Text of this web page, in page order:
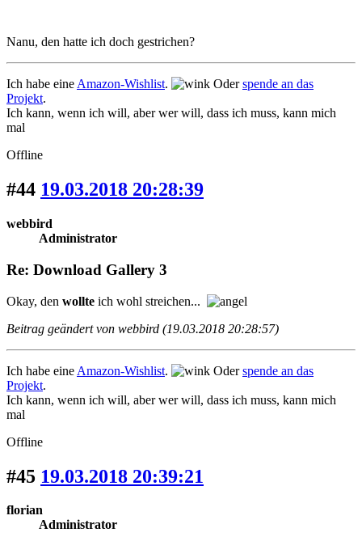
Nanu, den hatte ich doch gestrichen?
Ich habe eine Amazon-Wishlist. Oderspende an das
Projekt.
Ich kann, wenn ich will, aber wer will, dass ich muss, kann mich
mal
Offline
#44 19.03.2018 20:28:39
webbird
Administrator
Re: Download Gallery 3
Okay, den wollte ich wohl streichen...
Beitrag geändert von webbird (19.03.2018 20:28:57)
Ich habe eine Amazon-Wishlist. Oderspende an das
Projekt.
Ich kann, wenn ich will, aber wer will, dass ich muss, kann mich
mal
Offline
#45 19.03.2018 20:39:21
florian
Administrator